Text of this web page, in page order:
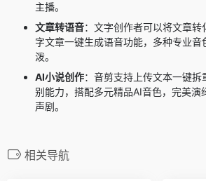
主播。
文章转语音：文字创作者可以将文章
字文章一键生成语音功能，多种专业
泼。
AI小说创作：音剪支持上传文本一键
别能力，搭配多元精品AI音色，完美演
声剧。
相关导航